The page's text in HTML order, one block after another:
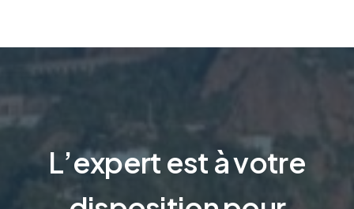
L’expert est à votre